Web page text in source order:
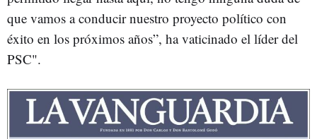
que vamos a conducir nuestro proyecto político con
éxito en los próximos años”, ha vaticinado el líder del
PSC".